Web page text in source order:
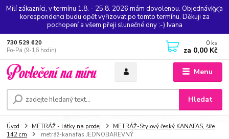
Milí zákazníci, v termínu 1.8. - 25.8. 2026 mám dovolenou. Objednávky a
korespondenci budu opět vyřizovat po tomto termínu. Děkuji za
pochopení a všem přeji slunečné dny :-) Ivana
Menu
Hledat
730 529 620
Po-Pá (9-16 hodin)
0 ks
za 0,00 Kč
Úvod METRÁŽ - látky na prodej
METRÁŽ-Stylový český KANAFAS, šíře
142 cm
metráž-kanafas JEDNOBAREVNÝ